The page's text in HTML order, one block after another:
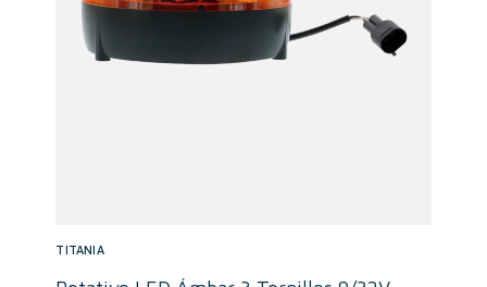
TITANIA